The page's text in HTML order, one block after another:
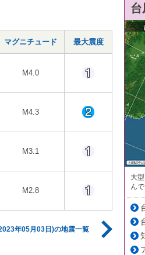
マグニチュード 最大震度
M4.0
M4.3
M3.1
M2.8
年05月03日)の地震一覧
大
ん